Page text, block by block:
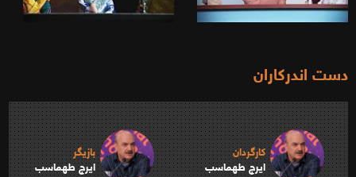
دست اندرکاران
کارگردان
ایرج طهماسب
بازیگر
ایرج طهماسب